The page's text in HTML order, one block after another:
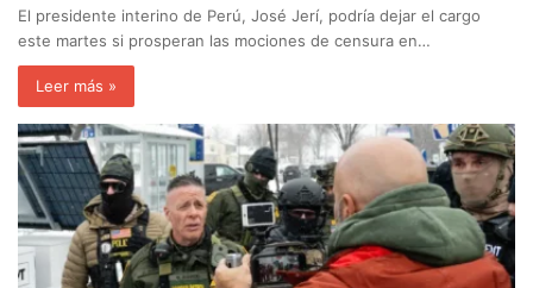
El presidente interino de Perú, José Jerí, podría dejar el cargo
este martes si prosperan las mociones de censura en…
Leer más »